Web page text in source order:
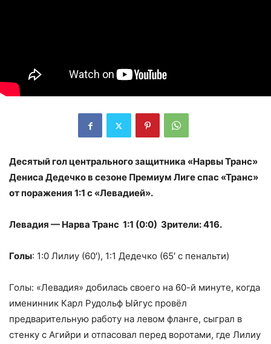
Десятый гол центрального защитника «Нарвы Транс»
Дениса Дедечко в сезоне Премиум Лиге спас «Транс»
от поражения 1:1 с «Левадией».
Левадия — Нарва Транс 1:1 (0:0) Зрители: 416.
Голы: 1:0 Лилиу (60′), 1:1 Дедечко (65′ с пенальти)
Голы: «Левадия» добилась своего на 60-й минуте, когда
именинник Карл Рудольф Ыйгус провёл
предварительную работу на левом фланге, сыграл в
стенку с Агийри и отпасовал перед воротами, где Лилиу